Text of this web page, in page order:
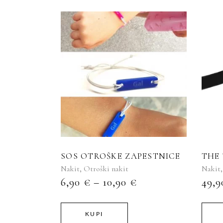
Ta
izdelek
ima
več
različic.
Možnosti
lahko
na
izdelka
SOS OTROŠKE ZAPESTNICE
Nakit, Otroški nakit
6,90 € – 10,90 €CENOVNI
KUPI
THE
Nakit,